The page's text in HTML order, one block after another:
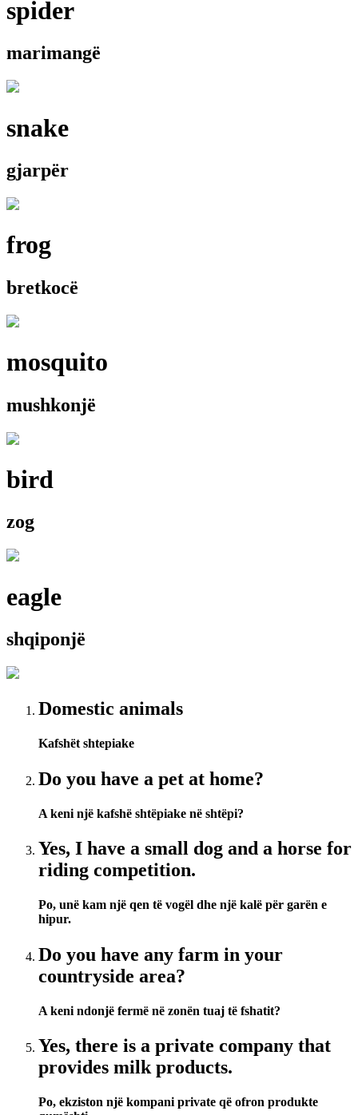
spider
marimangë
snake
gjarpër
frog
bretkocë
mosquito
mushkonjë
bird
zog
eagle
shqiponjë
Domestic animals
Kafshët shtepiake
Do you have a pet at home?
A keni një kafshë shtëpiake në shtëpi?
Yes, I have a small dog and a horse for
riding competition.
Po, unë kam një qen të vogël dhe një kalë për garën e
hipur.
Do you have any farm in your
countryside area?
A keni ndonjë fermë në zonën tuaj të fshatit?
Yes, there is a private company that
provides milk products.
Po, ekziston një kompani private që ofron produkte